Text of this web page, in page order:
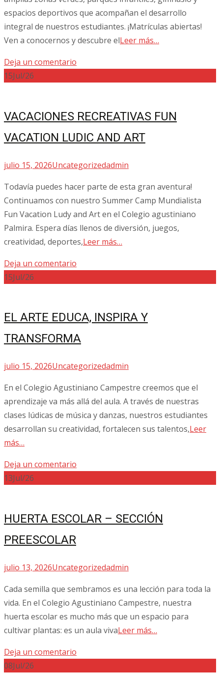
espacios deportivos que acompañan el desarrollo
integral de nuestros estudiantes. ¡Matrículas abiertas!
Ven a conocernos y descubre elLeer más…
Deja un comentario
15Jul/26
VACACIONES RECREATIVAS FUN
VACATION LUDIC AND ART
julio 15, 2026Uncategorizedadmin
Todavía puedes hacer parte de esta gran aventura!
Continuamos con nuestro Summer Camp Mundialista
Fun Vacation Ludy and Art en el Colegio agustiniano
Palmira. Espera días llenos de diversión, juegos,
creatividad, deportes,Leer más…
Deja un comentario
15Jul/26
EL ARTE EDUCA, INSPIRA Y
TRANSFORMA
julio 15, 2026Uncategorizedadmin
En el Colegio Agustiniano Campestre creemos que el
aprendizaje va más allá del aula. A través de nuestras
clases lúdicas de música y danzas, nuestros estudiantes
desarrollan su creatividad, fortalecen sus talentos,Leer
más…
Deja un comentario
13Jul/26
HUERTA ESCOLAR – SECCIÓN
PREESCOLAR
julio 13, 2026Uncategorizedadmin
Cada semilla que sembramos es una lección para toda la
vida. En el Colegio Agustiniano Campestre, nuestra
huerta escolar es mucho más que un espacio para
cultivar plantas: es un aula vivaLeer más…
Deja un comentario
08Jul/26